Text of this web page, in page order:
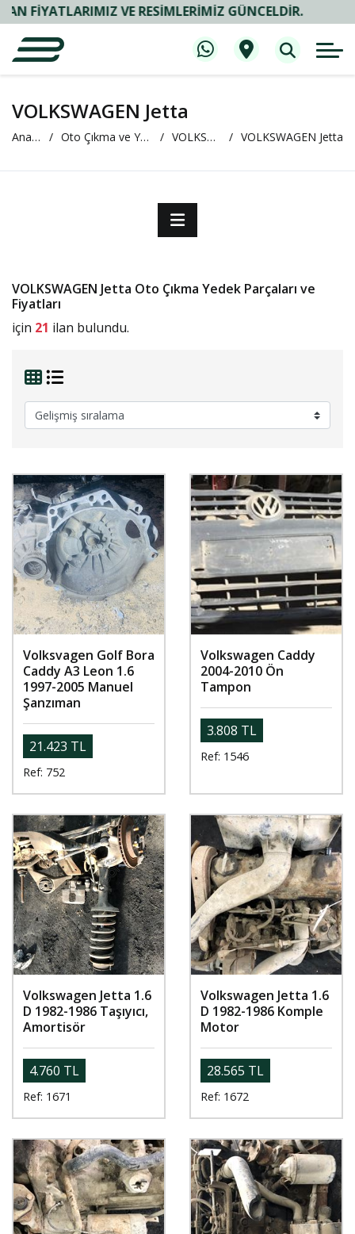
VE RESIMLERIMIZ GÜNCELDIR.
VOLKSWAGEN Jetta
Anasayfa Oto Çıkma ve Yedek Parça VOLKSWAGEN VOLKSWAGEN Jetta
VOLKSWAGEN Jetta Oto Çıkma Yedek Parçaları ve
Fiyatları
için 21 ilan bulundu.
Volksvagen Golf Bora
Caddy A3 Leon 1.6
1997-2005 Manuel
Şanzıman
21.423 TL
Ref: 752
Volkswagen Caddy
2004-2010 Ön
Tampon
3.808 TL
Ref: 1546
Volkswagen Jetta 1.6
D 1982-1986 Taşıyıcı,
Amortisör
4.760 TL
Ref: 1671
Volkswagen Jetta 1.6
D 1982-1986 Komple
Motor
28.565 TL
Ref: 1672